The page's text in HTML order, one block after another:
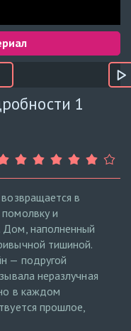
1
в
и
наполненный
тишиной.
— подругой
неразлучная
в каждом
прошлое,